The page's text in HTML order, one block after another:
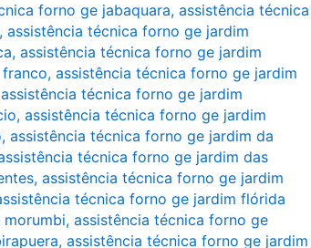
forno ge jabaquara, assistência técnica
, assistência técnica forno ge jardim
, assistência técnica forno ge jardim
, assistência técnica forno ge jardim
assistência técnica forno ge jardim
, assistência técnica forno ge jardim
, assistência técnica forno ge jardim da
técnica forno ge jardim das
, assistência técnica forno ge jardim
técnica forno ge jardim flórida
, assistência técnica forno ge
, assistência técnica forno ge jardim